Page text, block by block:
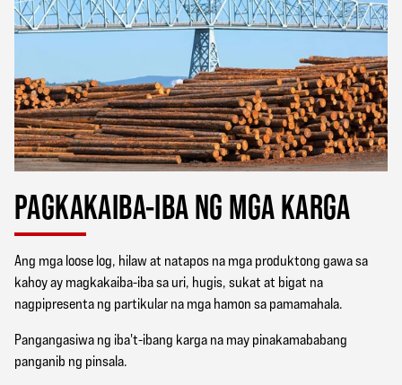
PAGKAKAIBA-IBA NG MGA KARGA
Ang mga loose log, hilaw at natapos na mga produktong gawa sa
kahoy ay magkakaiba-iba sa uri, hugis, sukat at bigat na
nagpipresenta ng partikular na mga hamon sa pamamahala.
Pangangasiwa ng iba't-ibang karga na may pinakamababang
panganib ng pinsala.